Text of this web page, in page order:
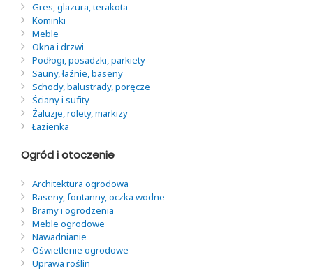
Gres, glazura, terakota
Kominki
Meble
Okna i drzwi
Podłogi, posadzki, parkiety
Sauny, łaźnie, baseny
Schody, balustrady, poręcze
Ściany i sufity
Żaluzje, rolety, markizy
Łazienka
Ogród i otoczenie
Architektura ogrodowa
Baseny, fontanny, oczka wodne
Bramy i ogrodzenia
Meble ogrodowe
Nawadnianie
Oświetlenie ogrodowe
Uprawa roślin